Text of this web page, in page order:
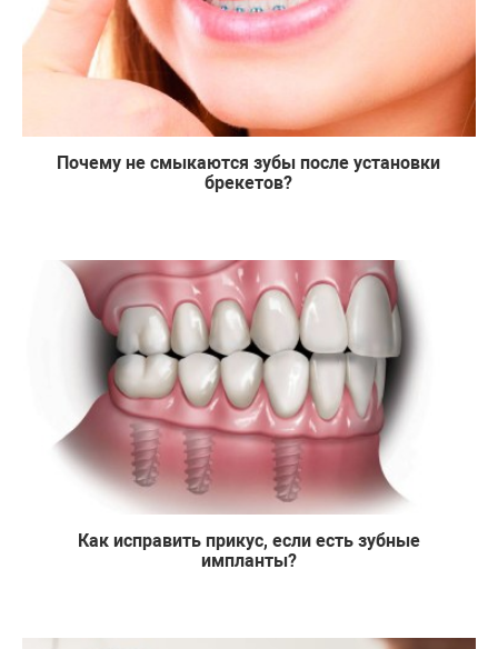
Почему не смыкаются зубы после установки
брекетов?
Как исправить прикус, если есть зубные
импланты?